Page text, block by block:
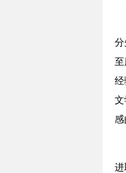
分
至
经
文
感
进